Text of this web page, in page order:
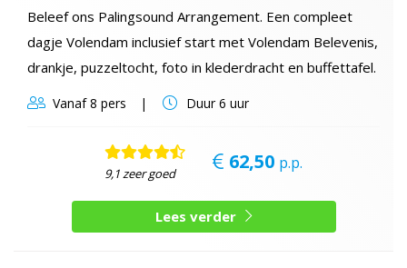
Beleef ons Palingsound Arrangement. Een compleet
dagje Volendam inclusief start met Volendam Belevenis,
drankje, puzzeltocht, foto in klederdracht en buffettafel.
Vanaf8 pers Duur6 uur
9,1 zeer goed 62,50 p.p.
Lees verder